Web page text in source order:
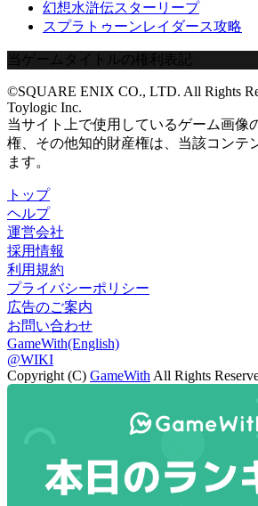
幻想水滸伝スターリープ
スプラトゥーンレイダース攻略
当ゲームタイトルの権利表記
©SQUARE ENIX CO., LTD. All Rights
Toylogic Inc.
当サイト上で使用しているゲーム画像
権、その他知的財産権は、当該コンテ
ます。
トップ
ヘルプ
運営会社
採用情報
利用規約
プライバシーポリシー
広告のご案内
お問い合わせ
GameWith(English)
@WIKI
Copyright (C) GameWith All Rights